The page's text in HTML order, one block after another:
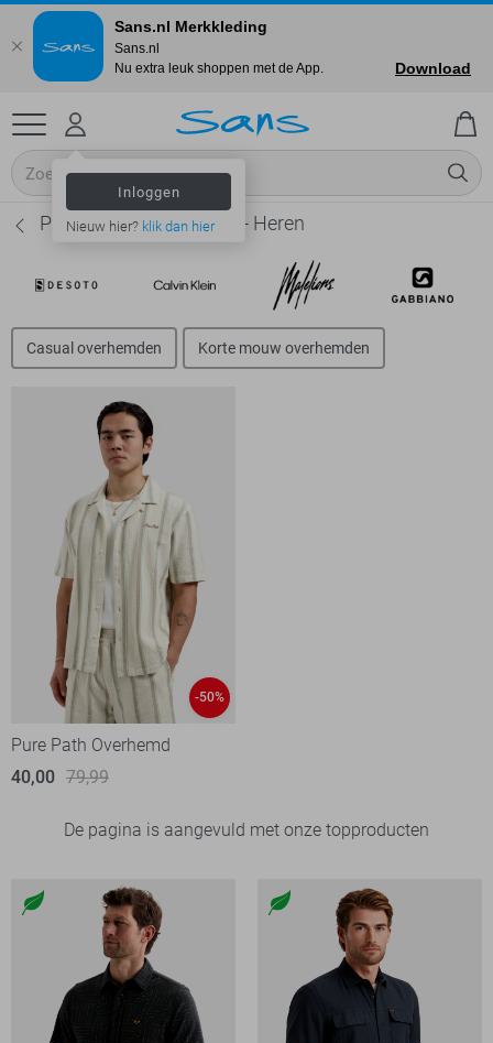
Inloggen
Nieuw hier? klik dan hier
Pure Path Overhemden - Heren
Casual overhemden Korte mouw overhemden
-50%
Pure Path Overhemd
40,00 79,99
De pagina is aangevuld met onze topproducten
Sans.nl Merkkleding
Sans.nl
Nu extra leuk shoppen met de App.
Download